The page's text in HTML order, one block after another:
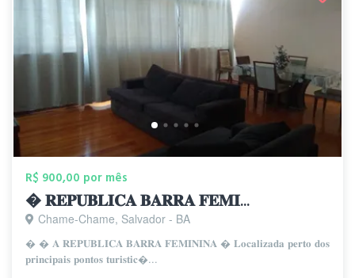
R$ 900,00 por mês
� 𝐑𝐄𝐏𝐔𝐁𝐋𝐈𝐂𝐀 𝐁𝐀𝐑𝐑𝐀 𝐅𝐄𝐌𝐈...
Chame-Chame, Salvador - BA
� � 𝐀 𝐑𝐄𝐏𝐔𝐁𝐋𝐈𝐂𝐀 𝐁𝐀𝐑𝐑𝐀 𝐅𝐄𝐌𝐈𝐍𝐈𝐍𝐀 � 𝐋𝐨𝐜𝐚𝐥𝐢𝐳𝐚𝐝𝐚 𝐩𝐞𝐫𝐭𝐨 𝐝𝐨𝐬
𝐩𝐫𝐢𝐧𝐜𝐢𝐩𝐚𝐢𝐬 𝐩𝐨𝐧𝐭𝐨𝐬 𝐭𝐮𝐫𝐢𝐬𝐭𝐢𝐜...